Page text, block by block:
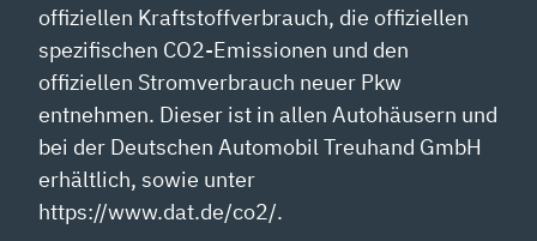
offiziellen Kraftstoffverbrauch, die offiziellen
spezifischen CO2-Emissionen und den
offiziellen Stromverbrauch neuer Pkw
entnehmen. Dieser ist in allen Autohäusern und
bei der Deutschen Automobil Treuhand GmbH
erhältlich, sowie unter
https://www.dat.de/co2/.